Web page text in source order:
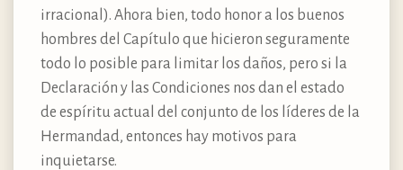
irracional). Ahora bien, todo honor a los buenos
hombres del Capítulo que hicieron seguramente
todo lo posible para limitar los daños, pero si la
Declaración y las Condiciones nos dan el estado
de espíritu actual del conjunto de los líderes de la
Hermandad, entonces hay motivos para
inquietarse.